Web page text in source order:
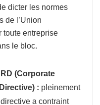
dicter les normes
de l’Union
toute entreprise
le bloc.
(Corporate
: pleinement
a contraint